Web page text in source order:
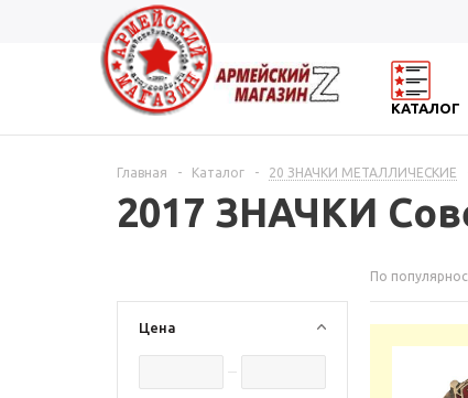
КАТАЛОГ
Главная - Каталог - 20 ЗНАЧКИ МЕТАЛЛИЧЕСКИЕ
2017 ЗНАЧКИ
Цена
По